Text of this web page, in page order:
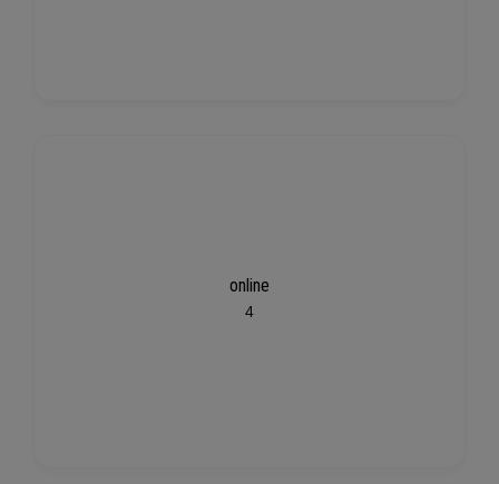
online
4